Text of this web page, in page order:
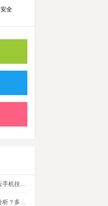
安全
疯狂水世界资源获取攻略，多多云手机挂机搬砖自动攒材料
疯狂水世界新手怎么玩常见问题分析？多多云手机多开托管挂机升级打怪